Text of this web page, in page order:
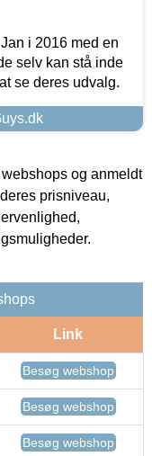
i 2016 med en
selv kan stå inde
se deres udvalg.
og anmeldt
prisniveau,
Link
Besøg webshop
Besøg webshop
Besøg webshop